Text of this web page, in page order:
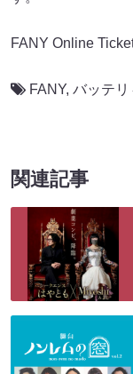
FANY Online
FANY, バッテリ
関連記事